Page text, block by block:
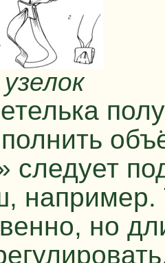
следует
например.
но